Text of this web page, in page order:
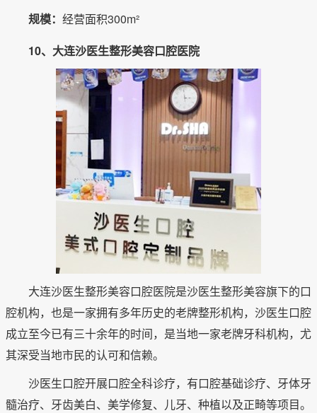
规模： 经营面积300m²
10、大连沙医生整形美容口腔医院
大连沙医生整形美容口腔医院是沙医生整形美容旗下的口
腔机构，也是一家拥有多年历史的老牌整形机构，沙医生口腔
成立至今已有三十余年的时间，是当地一家老牌牙科机构，尤
其深受当地市民的认可和信赖。
沙医生口腔开展口腔全科诊疗，有口腔基础诊疗、牙体牙
髓治疗、牙齿美白、美学修复、儿牙、种植以及正畸等项目。